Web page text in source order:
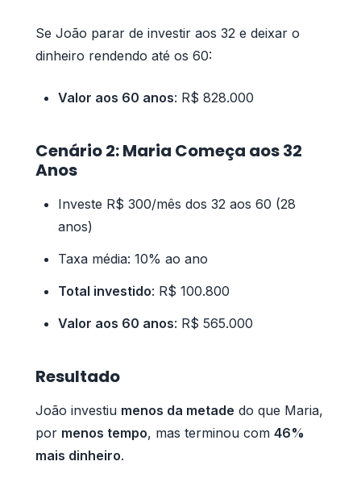
Se João parar de investir aos 32 e deixar o
dinheiro rendendo até os 60:
Valor aos 60 anos: R$ 828.000
Cenário 2: Maria Começa aos 32
Anos
Investe R$ 300/mês dos 32 aos 60 (28
anos)
Taxa média: 10% ao ano
Total investido: R$ 100.800
Valor aos 60 anos: R$ 565.000
Resultado
João investiu menos da metade do que Maria,
por menos tempo, mas terminou com 46%
mais dinheiro.